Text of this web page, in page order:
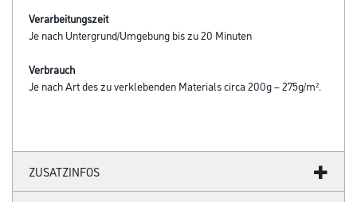
Verarbeitungszeit
Je nach Untergrund/Umgebung bis zu 20 Minuten
Verbrauch
Je nach Art des zu verklebenden Materials circa 200g – 275g/m².
ZUSATZINFOS